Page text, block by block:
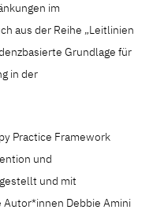
im
aus der Reihe „Leitlinien
Grundlage für
in der
Practice Framework
und
und mit
Debbie Amini